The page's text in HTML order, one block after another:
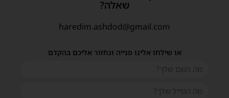
שאלה?
haredim.ashdod@gmail.com
או שילחו אלינו פנייה ונחזור אליכם בהקדם